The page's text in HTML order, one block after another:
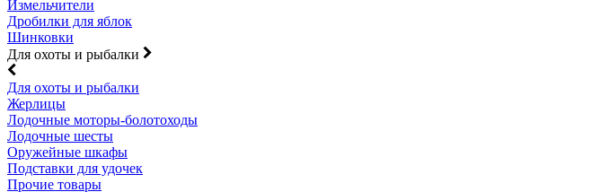
Измельчители
Дробилки для яблок
Шинковки
Для охоты и рыбалки
Для охоты и рыбалки
Жерлицы
Лодочные моторы-болотоходы
Лодочные шесты
Оружейные шкафы
Подставки для удочек
Прочие товары